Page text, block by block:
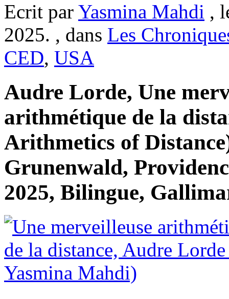
Ecrit par Yasmina Mahdi ,
2025. , dans Les
CED, USA
Audre Lorde, Une
arithmétique de la
Arithmetics of
Grunenwald,
2025, Bilingue,